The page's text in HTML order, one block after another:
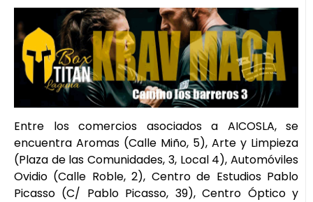
Entre los comercios asociados a AICOSLA, se
encuentra Aromas (Calle Miño, 5), Arte y Limpieza
(Plaza de las Comunidades, 3, Local 4), Automóviles
Ovidio (Calle Roble, 2), Centro de Estudios Pablo
Picasso (C/ Pablo Picasso, 39), Centro Óptico y